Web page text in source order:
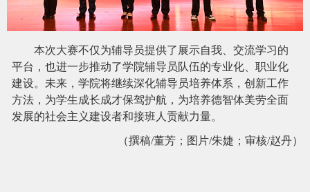
本次大赛不仅为辅导员提供了展示自我、交流学习的
平台，也进一步推动了学院辅导员队伍的专业化、职业化
建设。未来，学院将继续深化辅导员培养体系，创新工作
方法，为学生成长成才保驾护航，为培养德智体美劳全面
发展的社会主义建设者和接班人贡献力量。
（撰稿/董芳；图片/朱婕；审核/赵丹）